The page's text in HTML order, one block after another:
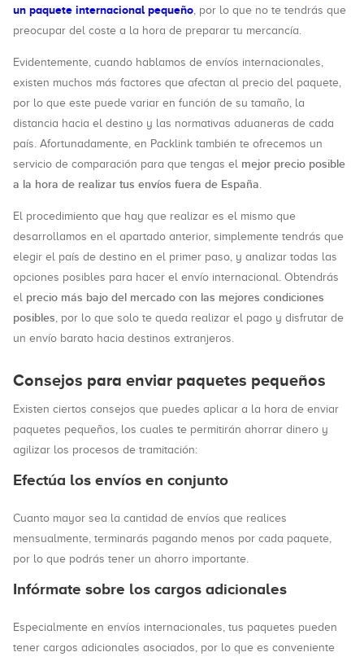
un paquete internacional pequeño, por lo que no te tendrás que
preocupar del coste a la hora de preparar tu mercancía.
Evidentemente, cuando hablamos de envíos internacionales,
existen muchos más factores que afectan al precio del paquete,
por lo que este puede variar en función de su tamaño, la
distancia hacia el destino y las normativas aduaneras de cada
país. Afortunadamente, en Packlink también te ofrecemos un
servicio de comparación para que tengas el mejor precio posible
a la hora de realizar tus envíos fuera de España.
El procedimiento que hay que realizar es el mismo que
desarrollamos en el apartado anterior, simplemente tendrás que
elegir el país de destino en el primer paso, y analizar todas las
opciones posibles para hacer el envío internacional. Obtendrás
el precio más bajo del mercado con las mejores condiciones
posibles, por lo que solo te queda realizar el pago y disfrutar de
un envío barato hacia destinos extranjeros.
Consejos para enviar paquetes pequeños
Existen ciertos consejos que puedes aplicar a la hora de enviar
paquetes pequeños, los cuales te permitirán ahorrar dinero y
agilizar los procesos de tramitación:
Efectúa los envíos en conjunto
Cuanto mayor sea la cantidad de envíos que realices
mensualmente, terminarás pagando menos por cada paquete,
por lo que podrás tener un ahorro importante.
Infórmate sobre los cargos adicionales
Especialmente en envíos internacionales, tus paquetes pueden
tener cargos adicionales asociados, por lo que es conveniente